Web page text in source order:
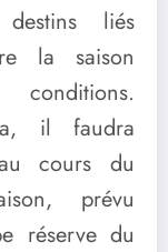
liés
la saison
il faudra
cours du
prévu
réserve du